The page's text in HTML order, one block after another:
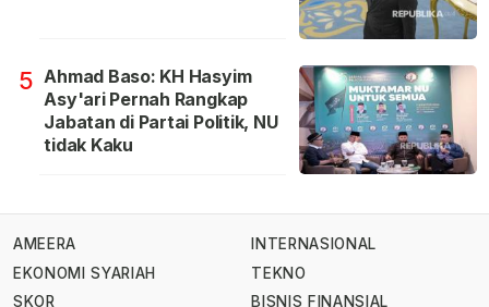
5 Ahmad Baso: KH Hasyim
Asy'ari Pernah Rangkap
Jabatan di Partai Politik, NU
tidak Kaku
AMEERA
EKONOMI SYARIAH
SKOR
INTERNASIONAL
TEKNO
BISNIS FINANSIAL